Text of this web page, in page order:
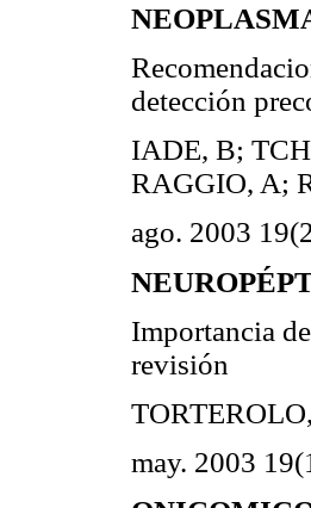
detección
IADE, B;
RAGGIO, A;
ago. 2003
Importancia
revisión
may. 2003